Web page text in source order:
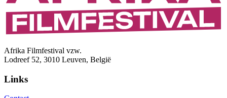
Afrika Filmfestival vzw.
Lodreef 52, 3010 Leuven, België
Links